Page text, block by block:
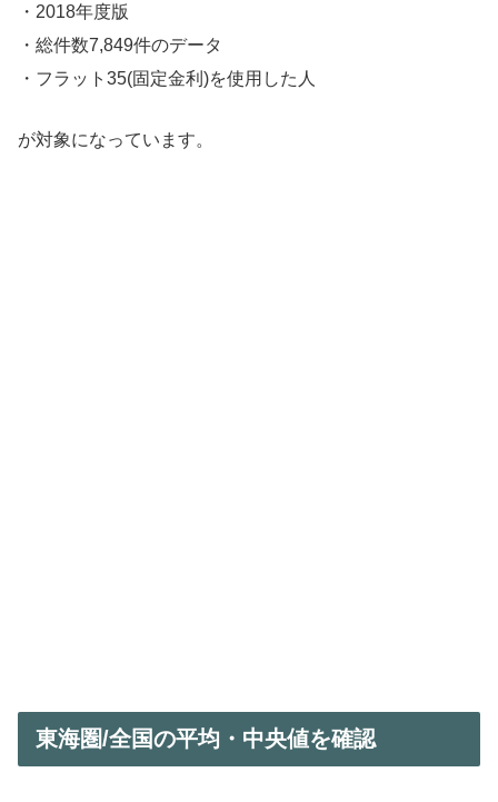
・2018年度版
・総件数7,849件のデータ
・フラット35(固定金利)を使用した人
が対象になっています。
東海圏/全国の平均・中央値を確認